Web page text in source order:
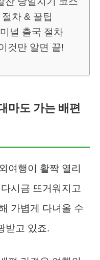
차 & 꿀팁
널 출국 절차
것만 알면 끝!
마도 가는 배편
여행이 활짝 열리
시금 뜨거워지고
가볍게 다녀올 수
받고 있죠.